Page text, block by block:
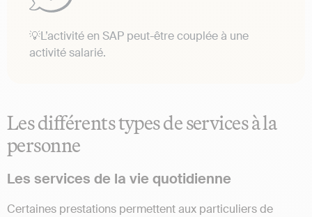
💡L’activité en SAP peut-être couplée à une
activité salarié.
Les différents types de services à la
personne
Les services de la vie quotidienne
Certaines prestations permettent aux particuliers de